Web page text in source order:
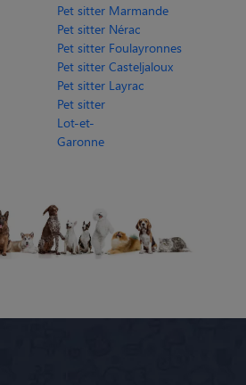
Pet sitter Marmande
Pet sitter Nérac
Pet sitter Foulayronnes
Pet sitter Casteljaloux
Pet sitter Layrac
Pet sitter
Lot-et-
Garonne